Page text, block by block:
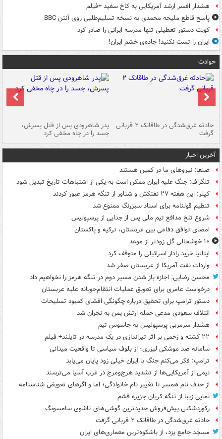
هشدار افسر ارشد آمریکایی به کاخ سفید +فیلم
پاسخ قاطع ملیحه محمدی به نسخه تسلیم‌طلبی روی آنتن BBC
کویت دستور تعطیلی تنها مدرسه ایرانی را صادر کرد
ایران را تست نکنید! جاده‌ی خشم ایران!
حوادث
حادثه غرق‌شدگی در طاقانک ۲ قربانی
گرفت
پدر شاهرودی پس از قتل پسرش،
جسد را در چاه مخفی کرد
آخرین اخبار
صنعا: نیروهای ما در کمین‌ هستند
تلگراف: جنگ علیه ایران ممکن است به یکی از اشتباهات تاریخ تبدیل شود
کپلر: این هفته ۲۷ نفتکش و شناور از تنگه هرمز عبور کردند
تنظیم قولنامه برای اسناد سبزرنگ ممنوع شد
شروع تلخ مدافع تیم ملی پس از جدایی از پرسپولیس
امضای توافق دفاعی بین عربستان، ترکیه و پاکستان
۱۰ خوشحالی گل زودتر از موعد
ایتالیا خرید رادار اسرائیلی را متوقف کرد
واردات نفت آمریکا از عربستان صفر شد
محسن رضایی: اجازه باز شدن مسیر دوم در تنگه هرمز را نخواهیم داد
درخواست عامری برای تعویق عملیات انتقام‌جویانه علیه عربستان
دستور ترامپ برای تحقیق درباره چگونگی افشای کمبود تسلیحات
ائتلاف سعودی مدعی حمله ارتش یمن به نجران شد
هشدار سرمربی پرسپولیس به جاسوس تیم
۲۲ کشته و زخمی بر اثر تیراندازی در یک مدرسه در تایلند+ فیلم
سامانه ضد موشکی لیزری؛ از بلوف سیاسی تا واقعیت میدانی
ترامپ: فکر می‌کنم جنگ با ایران خیلی زود پایان می‌یابد
نیمی از آمریکایی‌ها از تشدید هرج‌ومرج در غرب آسیا می‌ترسند
از حذف نام همسر تا تغییر نام خانوادگی؛ اما و اگرهای تعویض شناسنامه
نمایی زیبا از تنگه کریان جزیره قشم
رکوردشکنی پیش‌فروش جدیدترین گوشی‌های تاشوی سامسونگ
حادثه غرق‌شدگی در طاقانک ۲ قربانی گرفت
مسجد جامع یزد، از باشکوه‌ترین معماری‌های ایران